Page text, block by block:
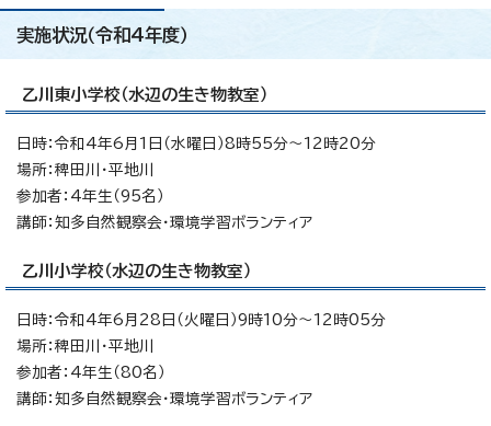
実施状況（令和4年度）
乙川東小学校（水辺の生き物教室）
日時：令和4年6月1日（水曜日）8時55分～12時20分
場所：稗田川・平地川
参加者：4年生（95名）
講師：知多自然観察会・環境学習ボランティア
乙川小学校（水辺の生き物教室）
日時：令和4年6月28日（火曜日）9時10分～12時05分
場所：稗田川・平地川
参加者：4年生（80名）
講師：知多自然観察会・環境学習ボランティア